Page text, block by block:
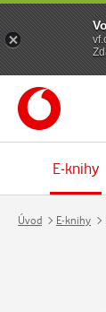
E-knihy
Úvod E-knihy